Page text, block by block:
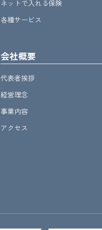
ネットで入れる保険
各種サービス
会社概要
代表者挨拶
経営理念
事業内容
アクセス